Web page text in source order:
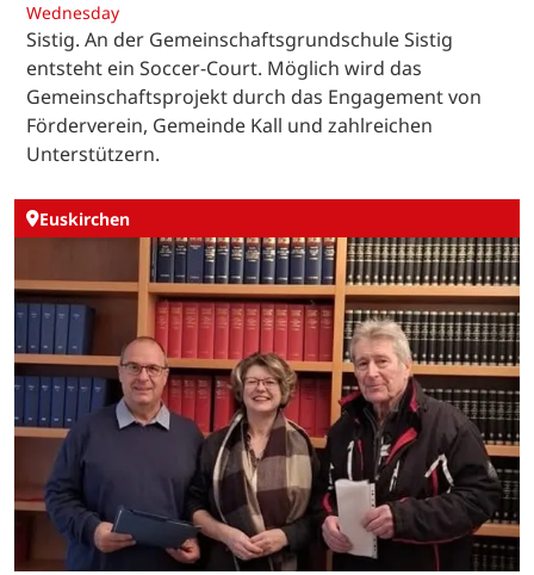
Wednesday
Sistig. An der Gemeinschaftsgrundschule Sistig
entsteht ein Soccer-Court. Möglich wird das
Gemeinschaftsprojekt durch das Engagement von
Förderverein, Gemeinde Kall und zahlreichen
Unterstützern.
Euskirchen